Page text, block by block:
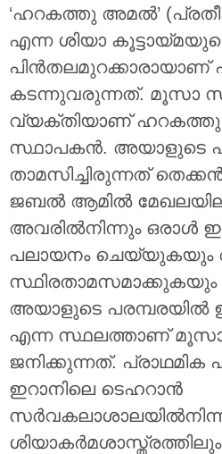
‘ഹറകത്തു അമൽ’
എന്ന ശിയാ
കടന്നുവരുന്നത്. മൂസാ
വ്യക്തിയാണ് ഹറകത്തു
സ്ഥാപകൻ. അയാളുടെ
താമസിച്ചിരുന്നത്
ജബൽ ആമിൽ
അവരിൽനിന്നും ഒരാൾ
പലായനം ചെയ്യുകയും
അയാളുടെ പരമ്പരയിൽ
എന്ന സ്ഥലത്താണ്
ജനിക്കുന്നത്.
ഇറാനിലെ ടെഹറാൻ
ശിയാകർമശാസ്ത്രത്തിലും